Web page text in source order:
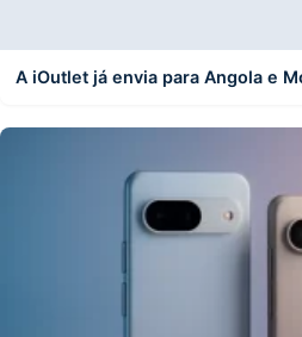
A iOutlet já envia para Angola e